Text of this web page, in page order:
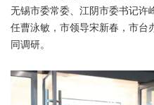
无锡市委常委、江阴市委书记许
任曹泳敏，市领导宋新春，市台
同调研。